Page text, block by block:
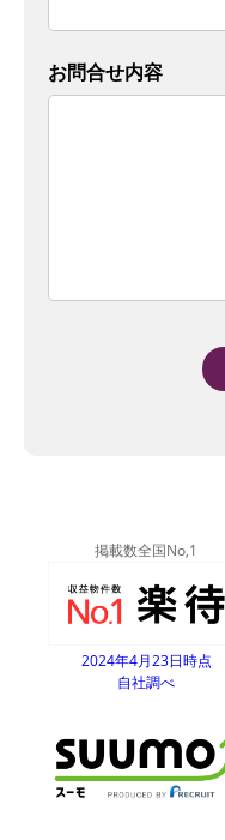
お問合せ内容
掲載数全国No,1
2024年4月23日時点
自社調べ